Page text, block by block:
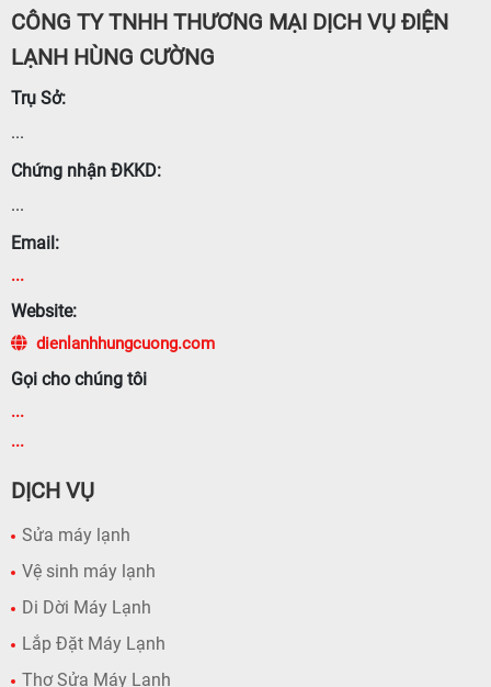
CÔNG TY TNHH THƯƠNG MẠI DỊCH VỤ ĐIỆN
LẠNH HÙNG CƯỜNG
Trụ Sở:
...
Chứng nhận ĐKKD:
...
Email:
...
Website:
dienlanhhungcuong.com
Gọi cho chúng tôi
...
...
DỊCH VỤ
Sửa máy lạnh
Vệ sinh máy lạnh
Di Dời Máy Lạnh
Lắp Đặt Máy Lạnh
Thợ Sửa Máy Lạnh